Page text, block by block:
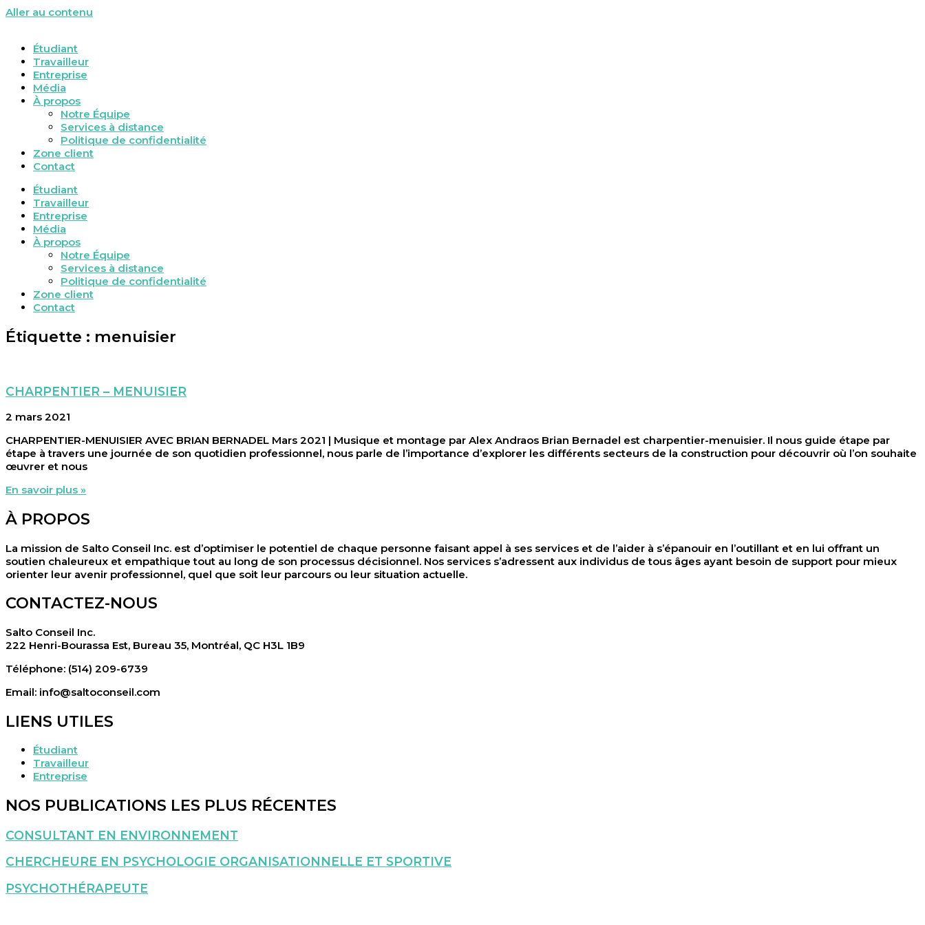
Aller au contenu
Étudiant
Travailleur
Entreprise
Média
À propos
Notre Équipe
Services à distance
Politique de confidentialité
Zone client
Contact
Étudiant
Travailleur
Entreprise
Média
À propos
Notre Équipe
Services à distance
Politique de confidentialité
Zone client
Contact
Étiquette : menuisier
CHARPENTIER – MENUISIER
2 mars 2021
CHARPENTIER-MENUISIER AVEC BRIAN BERNADEL Mars 2021 | Musique et montage par Alex Andraos Brian Bernadel est charpentier-menuisier. Il nous guide étape par
étape à travers une journée de son quotidien professionnel, nous parle de l’importance d’explorer les différents secteurs de la construction pour découvrir où l’on souhaite
œuvrer et nous
En savoir plus »
À PROPOS
La mission de Salto Conseil Inc. est d’optimiser le potentiel de chaque personne faisant appel à ses services et de l’aider à s’épanouir en l’outillant et en lui offrant un
soutien chaleureux et empathique tout au long de son processus décisionnel. Nos services s’adressent aux individus de tous âges ayant besoin de support pour mieux
orienter leur avenir professionnel, quel que soit leur parcours ou leur situation actuelle.
CONTACTEZ-NOUS
Salto Conseil Inc.
222 Henri-Bourassa Est, Bureau 35, Montréal, QC H3L 1B9
Téléphone: (514) 209-6739
Email: info@saltoconseil.com
LIENS UTILES
Étudiant
Travailleur
Entreprise
NOS PUBLICATIONS LES PLUS RÉCENTES
CONSULTANT EN ENVIRONNEMENT
CHERCHEURE EN PSYCHOLOGIE ORGANISATIONNELLE ET SPORTIVE
PSYCHOTHÉRAPEUTE